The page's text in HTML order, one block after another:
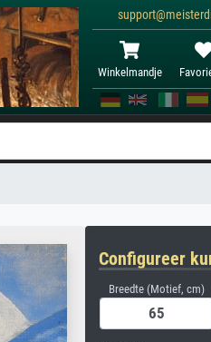
Winkelmandje
Configureer
Breedte (Motief, cm)